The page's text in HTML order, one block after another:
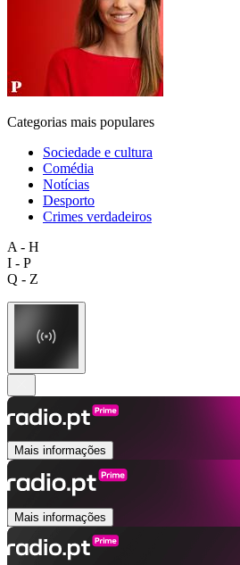
Categorias mais populares
Sociedade e cultura
Comédia
Notícias
Desporto
Crimes verdadeiros
A - H
I - P
Q - Z
Mais informações
Mais informações